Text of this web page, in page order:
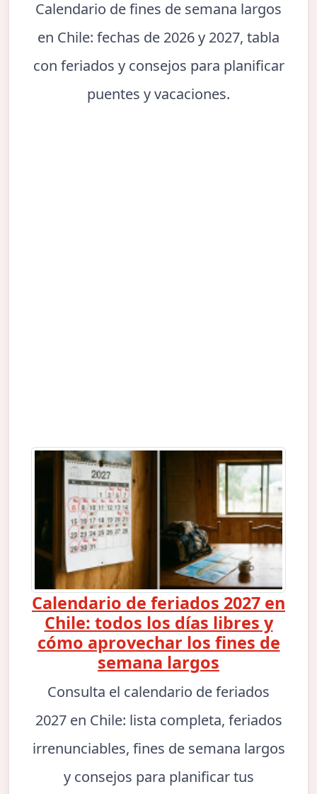
Calendario de fines de semana largos
en Chile: fechas de 2026 y 2027, tabla
con feriados y consejos para planificar
puentes y vacaciones.
Calendario de feriados 2027 en
Chile: todos los días libres y
cómo aprovechar los fines de
semana largos
Consulta el calendario de feriados
2027 en Chile: lista completa, feriados
irrenunciables, fines de semana largos
y consejos para planificar tus